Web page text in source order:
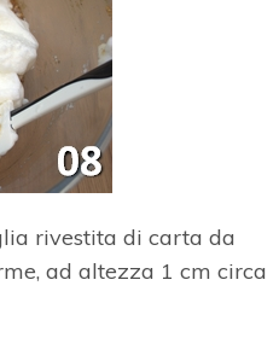
rivestita di carta da
ad altezza 1 cm circa